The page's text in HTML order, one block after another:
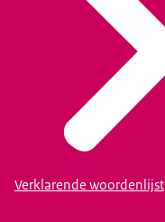
Verklarende woordenlijst